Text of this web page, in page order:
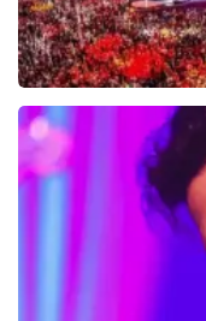
Toppers In
BEKIJKEN